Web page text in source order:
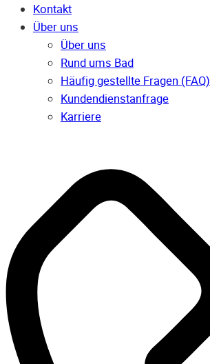
Kontakt
Über uns
Über uns
Rund ums Bad
Häufig gestellte Fragen (FAQ)
Kunden­dienst­anfrage
Karriere